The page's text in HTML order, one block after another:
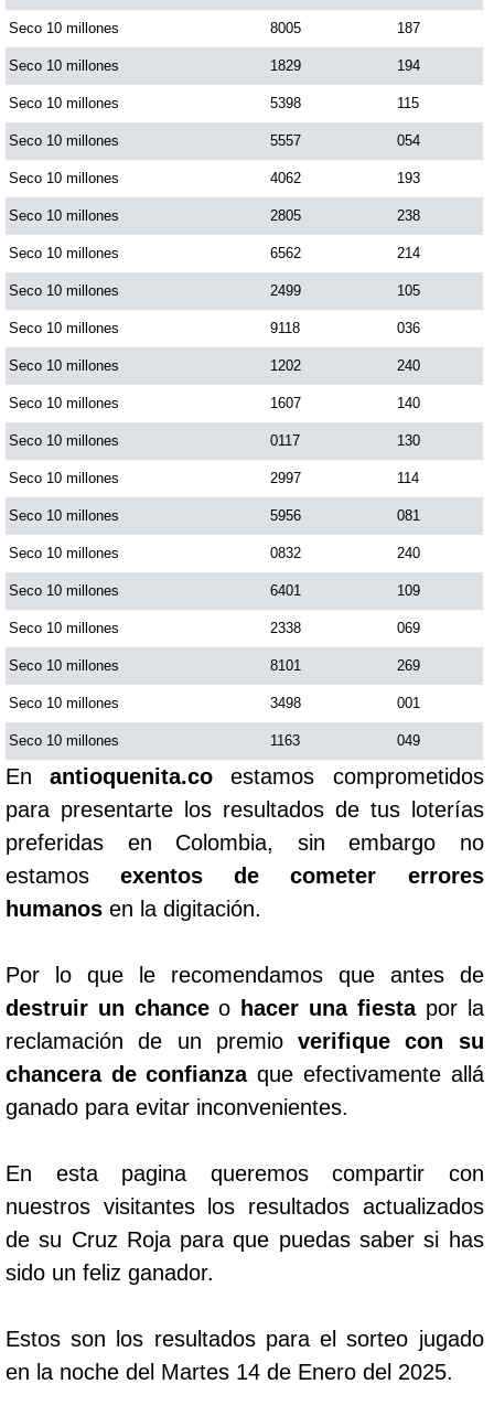
Seco 10 millones 8005 187
Seco 10 millones 1829 194
Seco 10 millones 5398 115
Seco 10 millones 5557 054
Seco 10 millones 4062 193
Seco 10 millones 2805 238
Seco 10 millones 6562 214
Seco 10 millones 2499 105
Seco 10 millones 9118 036
Seco 10 millones 1202 240
Seco 10 millones 1607 140
Seco 10 millones 0117 130
Seco 10 millones 2997 114
Seco 10 millones 5956 081
Seco 10 millones 0832 240
Seco 10 millones 6401 109
Seco 10 millones 2338 069
Seco 10 millones 8101 269
Seco 10 millones 3498 001
Seco 10 millones 1163 049
Enantioquenita.co estamos comprometidos
para presentarte los resultados de tus loterías
preferidas en Colombia, sin embargo no
estamosexentos de cometer errores
humanos en la digitación.
Por lo que le recomendamos que antes de
destruir un chanceo hacer una fiestapor la
reclamación de un premioverifique con su
chancera de confianzaque efectivamente allá
ganado para evitar inconvenientes.
En esta pagina queremos compartir con
nuestros visitantes los resultados actualizados
de su Cruz Roja para que puedas saber si has
sido un feliz ganador.
Estos son los resultados para el sorteo jugado
en la noche del Martes 14 de Enero del 2025.